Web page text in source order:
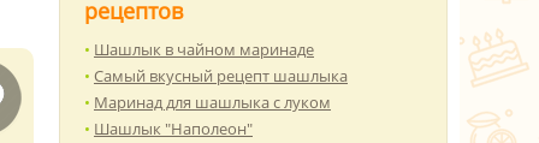
рецептов
Шашлык в чайном маринаде
Самый вкусный рецепт шашлыка
Маринад для шашлыка с луком
Шашлык "Наполеон"